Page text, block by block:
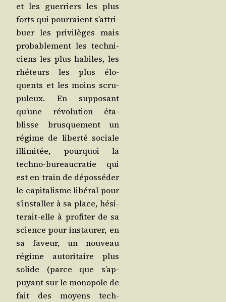
et les guer­riers les plus
forts qui pour­raient s’at­tri­
buer les pri­vi­lèges mais
pro­ba­ble­ment les tech­ni­
ciens les plus habiles, les
rhé­teurs les plus élo­
quents et les moins scru­
pu­leux. En sup­po­sant
qu’une révo­lu­tion éta­
blisse brus­que­ment un
régime de liber­té sociale
illi­mi­tée, pour­quoi la
tech­no-bureau­cra­tie qui
est en train de dépos­sé­der
le capi­ta­lisme libé­ral pour
s’ins­tal­ler à sa place, hési­
te­rait-elle à pro­fi­ter de sa
science pour ins­tau­rer, en
sa faveur, un nou­veau
régime auto­ri­taire plus
solide (parce que s’ap­
puyant sur le mono­pole de
fait des moyens tech­